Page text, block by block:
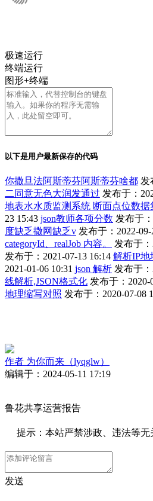
极速运行
终端运行
图形+终端
以下是用户最新保存的代码
你撒旦法阿斯蒂芬阿斯蒂芬啥都 发
二同意无色大润发通过 发布于：
地表水水质监测系统 断面点位数
23 15:43 json教师各项分数 发布于
度缺乏撒网缺乏v 发布于：2022-09-
categoryId、realJob 内容。
发布于：
发布于：2021-07-13 16:14 解析IP地
2021-01-06 10:31 json 解析 发布于：
线解析,JSON格式化 发布于：2020-
地理缩写对照 发布于：2020-07-08
作者 为你而来（lyqglw）
编辑于：2024-05-11 17:19
鲁花共享运营报告
提示：本站严禁涉政、违法等无
发送